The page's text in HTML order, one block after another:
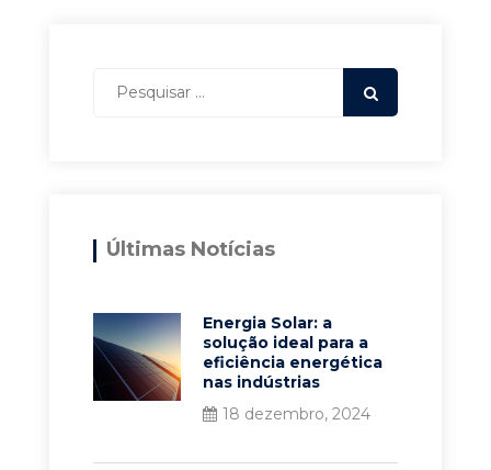
Últimas Notícias
Energia Solar: a
solução ideal para a
eficiência energética
nas indústrias
18 dezembro, 2024